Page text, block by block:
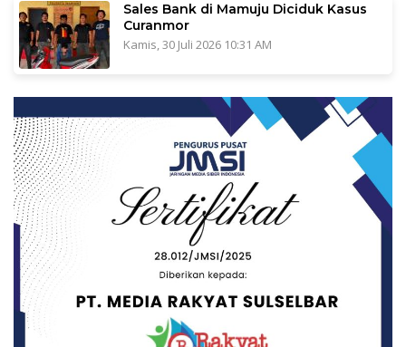
Sales Bank di Mamuju Diciduk Kasus
Curanmor
Kamis, 30 Juli 2026 10:31 AM